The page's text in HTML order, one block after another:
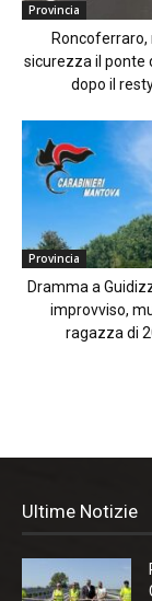
Provincia
Roncoferraro,
sicurezza il ponte
dopo il
Provincia
Dramma a
improvviso,
ragazza di
Ultime Notizie